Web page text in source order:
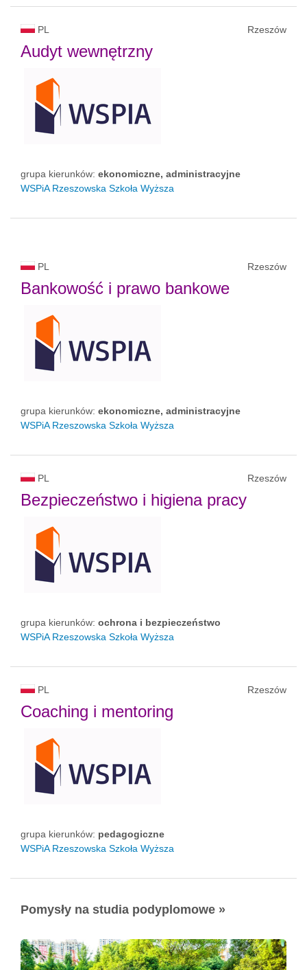
PL Rzeszów
Audyt wewnętrzny
grupa kierunków: ekonomiczne, administracyjne
WSPiA Rzeszowska Szkoła Wyższa
PL Rzeszów
Bankowość i prawo bankowe
grupa kierunków: ekonomiczne, administracyjne
WSPiA Rzeszowska Szkoła Wyższa
PL Rzeszów
Bezpieczeństwo i higiena pracy
grupa kierunków: ochrona i bezpieczeństwo
WSPiA Rzeszowska Szkoła Wyższa
PL Rzeszów
Coaching i mentoring
grupa kierunków: pedagogiczne
WSPiA Rzeszowska Szkoła Wyższa
Pomysły na studia podyplomowe »